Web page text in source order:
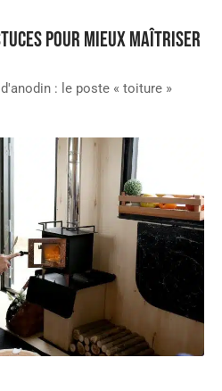
pour mieux maîtriser
: le poste « toiture »